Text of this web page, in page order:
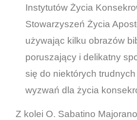
Instytutów Życia
Stowarzyszeń Życia
używając kilku obrazów
poruszający i delikatny
się do niektórych
wyzwań dla życia
Z kolei O. Sabatino